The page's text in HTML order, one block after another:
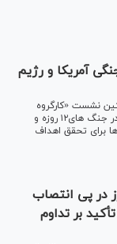
آمریکا و رژیم
نشست «کارگروه
مستندسازی جنایات جنگی امریکا و رژیم صهیونیستی در جنگ های۱۲ روزه و
برای تحقق اهداف
در پی انتصاب
بر تداوم